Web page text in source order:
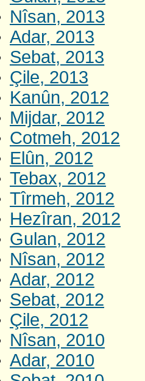
Nîsan, 2013
Adar, 2013
Sebat, 2013
Çile, 2013
Kanûn, 2012
Mijdar, 2012
Cotmeh, 2012
Elûn, 2012
Tebax, 2012
Tîrmeh, 2012
Hezîran, 2012
Gulan, 2012
Nîsan, 2012
Adar, 2012
Sebat, 2012
Çile, 2012
Nîsan, 2010
Adar, 2010